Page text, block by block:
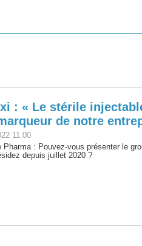
: « Le stérile
de notre
11:00
Pharma : Pouvez-vous présenter le
depuis juillet 2020 ?